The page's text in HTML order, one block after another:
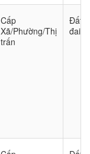
Cấp
Xã/Phường/Thị
trấn
Đất
đai